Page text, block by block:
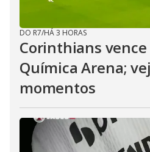
DO R7/HÁ 3 HORAS
Corinthians
Química Arena;
momentos